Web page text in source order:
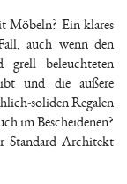
Möbeln? Ein klares
auch wenn den
grell beleuchteten
und die äußere
soliden Regalen
im Bescheidenen?
Standard Architekt